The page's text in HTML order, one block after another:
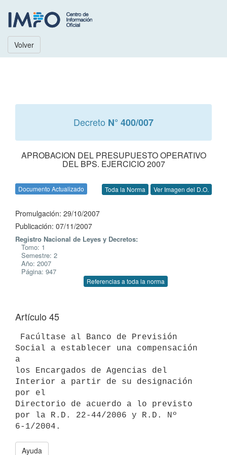
Volver
Decreto N° 400/007
APROBACION DEL PRESUPUESTO OPERATIVO
DEL BPS. EJERCICIO 2007
Documento Actualizado Toda la Norma Ver Imagen del D.O.
Promulgación: 29/10/2007
Publicación: 07/11/2007
Registro Nacional de Leyes y Decretos:
Tomo: 1
Semestre: 2
Año: 2007
Página: 947
Referencias a toda la norma
Artículo 45
Social a establecer una compensación
a
los Encargados de Agencias del
Interior a partir de su designación
por el
Directorio de acuerdo a lo previsto
por la R.D. 22-44/2006 y R.D. Nº
Ayuda